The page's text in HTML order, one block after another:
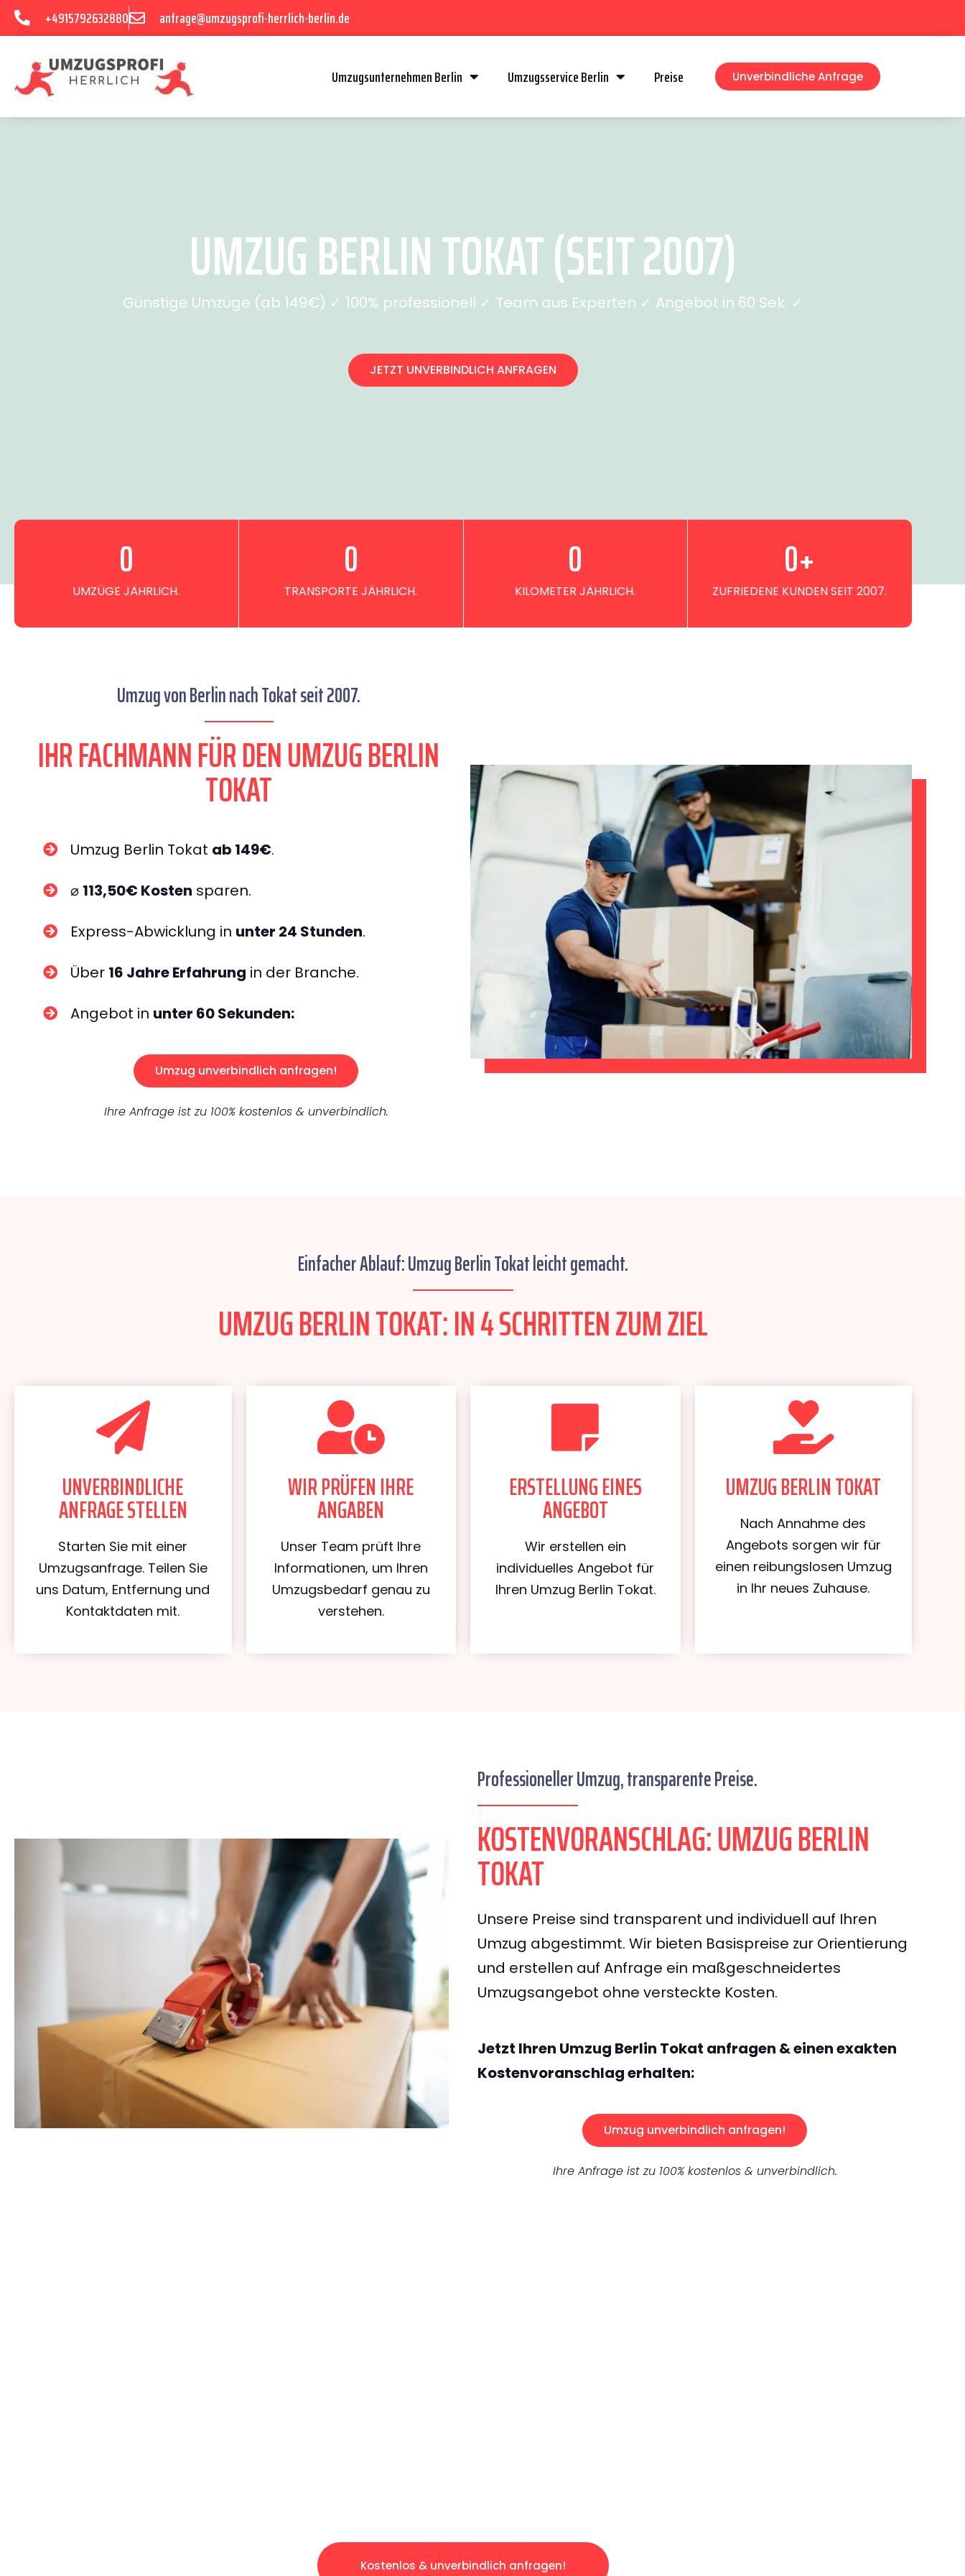
+4915792632880 anfrage@umzugsprofi-herrlich-berlin.de
Umzugsunternehmen Berlin Umzugsservice Berlin Preise Unverbindliche Anfrage
UMZUG BERLIN TOKAT (SEIT 2007)
Günstige Umzüge (ab 149€) ✓ 100% professionell ✓ Team aus Experten ✓ Angebot in 60 Sek. ✓
JETZT UNVERBINDLICH ANFRAGEN
UMZÜGE JÄHRLICH.
0
TRANSPORTE JÄHRLICH.
0
KILOMETER JÄHRLICH.
0
ZUFRIEDENE KUNDEN SEIT 2007.
0+
Umzug von Berlin nach Tokat seit 2007.
IHR FACHMANN FÜR DEN UMZUG BERLIN
TOKAT
Umzug Berlin Tokat ab 149€.
⌀ 113,50€ Kosten sparen.
Express-Abwicklung in unter 24 Stunden.
Über 16 Jahre Erfahrung in der Branche.
Angebot in unter 60 Sekunden:
Umzug unverbindlich anfragen!
Ihre Anfrage ist zu 100% kostenlos & unverbindlich.
Einfacher Ablauf: Umzug Berlin Tokat leicht gemacht.
UMZUG BERLIN TOKAT: IN 4 SCHRITTEN ZUM ZIEL
UNVERBINDLICHE
ANFRAGE STELLEN
Starten Sie mit einer
Umzugsanfrage. Teilen Sie
uns Datum, Entfernung und
Kontaktdaten mit.
WIR PRÜFEN IHRE
ANGABEN
Unser Team prüft Ihre
Informationen, um Ihren
Umzugsbedarf genau zu
verstehen.
ERSTELLUNG EINES
ANGEBOT
Wir erstellen ein
individuelles Angebot für
Ihren Umzug Berlin Tokat.
UMZUG BERLIN TOKAT
Nach Annahme des
Angebots sorgen wir für
einen reibungslosen Umzug
in Ihr neues Zuhause.
Professioneller Umzug, transparente Preise.
KOSTENVORANSCHLAG: UMZUG BERLIN
TOKAT
Unsere Preise sind transparent und individuell auf Ihren
Umzug abgestimmt. Wir bieten Basispreise zur Orientierung
und erstellen auf Anfrage ein maßgeschneidertes
Umzugsangebot ohne versteckte Kosten.
Jetzt Ihren Umzug Berlin Tokat anfragen & einen exakten
Kostenvoranschlag erhalten:
Umzug unverbindlich anfragen!
Ihre Anfrage ist zu 100% kostenlos & unverbindlich.
Kostenlos & unverbindlich anfragen!